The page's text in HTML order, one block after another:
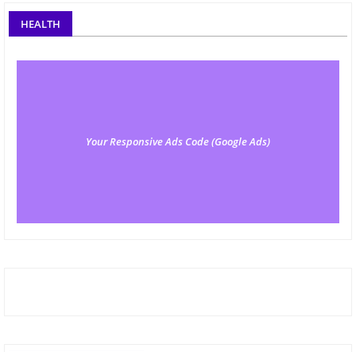
HEALTH
Your Responsive Ads Code (Google Ads)